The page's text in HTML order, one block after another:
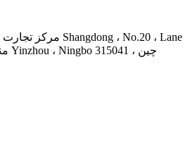
1918 ، Canghai Rd. ، منطقه Yinzhou ، Ningbo 315041 ، چین